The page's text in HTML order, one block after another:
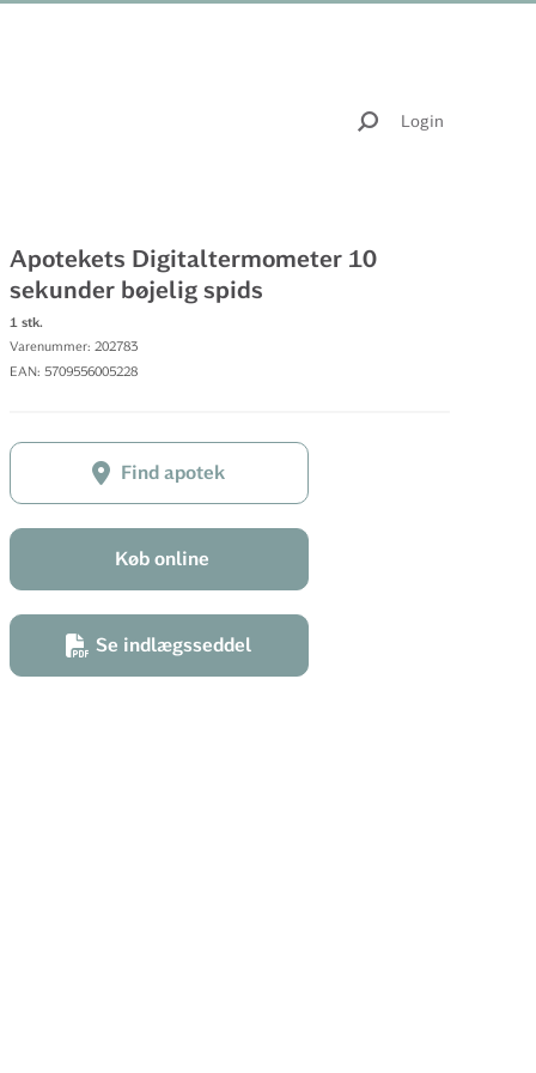
Login
Apotekets Digitaltermometer 10
sekunder bøjelig spids
1 stk.
Varenummer: 202783
EAN: 5709556005228
Find apotek
Køb online
Se indlægsseddel